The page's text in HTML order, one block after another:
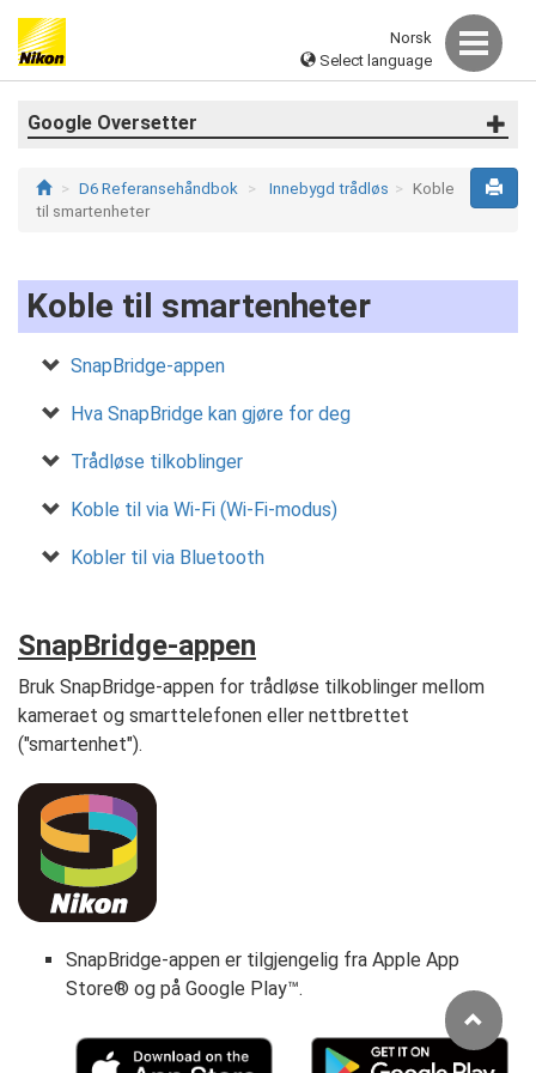
Norsk
Select language
Google Oversetter
D6 Referansehåndbok Innebygd trådløs
Koble
til smartenheter
Koble til smartenheter
SnapBridge-appen
Hva SnapBridge kan gjøre for deg
Trådløse tilkoblinger
Koble til via Wi-Fi (Wi-Fi-modus)
Kobler til via Bluetooth
SnapBridge-appen
Bruk SnapBridge-appen for trådløse tilkoblinger mellom
kameraet og smarttelefonen eller nettbrettet
("smartenhet").
SnapBridge-appen er tilgjengelig fra Apple App
Store® og på Google Play™.